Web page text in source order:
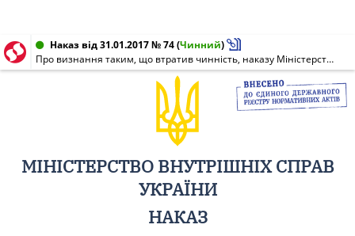
Наказ від 31.01.2017 № 74(Чинний)
Про визнання таким, що втратив чинність, наказу Міністерства надзвичайних ситуацій України від 06 березня 2012 року N 568